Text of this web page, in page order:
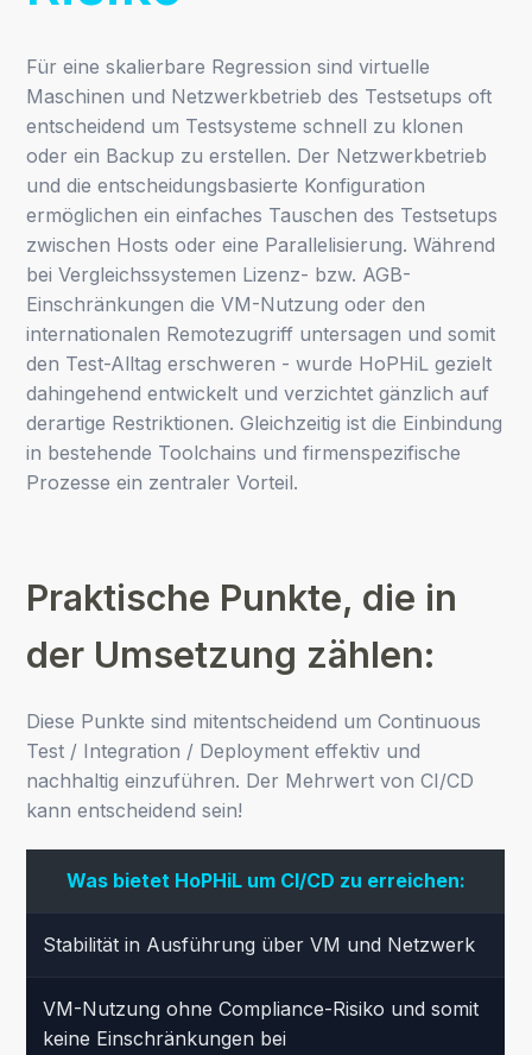
Für eine skalierbare Regression sind virtuelle
Maschinen und Netzwerkbetrieb des Testsetups oft
entscheidend um Testsysteme schnell zu klonen
oder ein Backup zu erstellen. Der Netzwerkbetrieb
und die entscheidungsbasierte Konfiguration
ermöglichen ein einfaches Tauschen des Testsetups
zwischen Hosts oder eine Parallelisierung. Während
bei Vergleichssystemen Lizenz- bzw. AGB-
Einschränkungen die VM-Nutzung oder den
internationalen Remotezugriff untersagen und somit
den Test-Alltag erschweren - wurde HoPHiL gezielt
dahingehend entwickelt und verzichtet gänzlich auf
derartige Restriktionen. Gleichzeitig ist die Einbindung
in bestehende Toolchains und firmenspezifische
Prozesse ein zentraler Vorteil.
Praktische Punkte, die in
der Umsetzung zählen:
Diese Punkte sind mitentscheidend um Continuous
Test / Integration / Deployment effektiv und
nachhaltig einzuführen. Der Mehrwert von CI/CD
kann entscheidend sein!
Was bietet HoPHiL um CI/CD zu erreichen:
Stabilität in Ausführung über VM und Netzwerk
VM-Nutzung ohne Compliance-Risiko und somit
keine Einschränkungen bei